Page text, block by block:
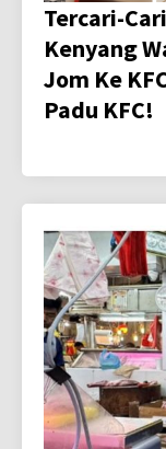
Tercari-
Kenyang
Jom Ke
Padu KFC!